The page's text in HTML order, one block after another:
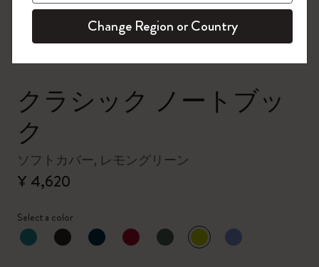
クラシック ノートブッ
ク
ソフトカバー, レモングリーン
¥ 4,620
Select a color
選択済
*選択したカラー
今すぐ会員登録 !
Change Region or Country